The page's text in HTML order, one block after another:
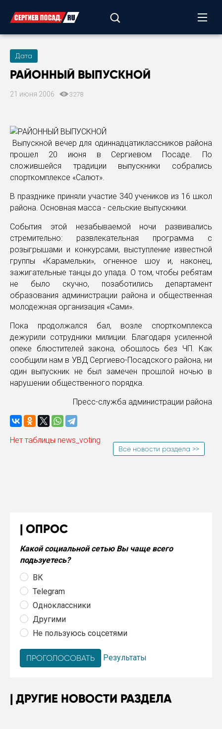
Дата
РАЙОННЫЙ ВЫПУСКНОЙ
21 июня 2006 3278
Выпускной вечер для одиннадцатиклассников района
прошел 20 июня в Сергиевом Посаде. По
сложившейся традиции выпускники собрались
спорткомплексе «Салют».
В празднике приняли участие 340 учеников из 16 школ
района. Основная масса - сельские выпускники.
События этой незабываемой ночи развивались
стремительно: развлекательная программа с
розыгрышами и конкурсами, выступление известной
группы «Карамельки», огненное шоу и, наконец,
зажигательные танцы до упада. О том, чтобы ребятам
не было скучно, позаботились департамент
образования администрации района и общественная
молодежная организация «Сами».
Пока продолжался бал, возле спорткомплекса
дежурили сотрудники милиции. Благодаря усиленной
опеке блюстителей закона, обошлось без ЧП. Как
сообщили нам в УВД Сергиево-Посадского района, ни
один выпускник не был замечен прошлой ночью в
нарушении общественного порядка.
Пресс-служба администрации района
Нет таблицы news_voting
Все новости раздела >>
ОПРОС
Какой социальной сетью Вы чаще всего
подьзуетесь?
ВК
Telegram
Одноклассники
Другими
Не пользуюсь соцсетями
Результаты
ДРУГИЕ НОВОСТИ РАЗДЕЛА